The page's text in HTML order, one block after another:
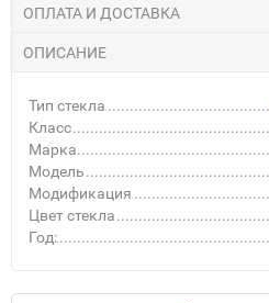
ОПЛАТА И ДОСТАВКА
ОПИСАНИЕ
Тип стекла
Класс
Марка
Модель
Модификация
Цвет стекла
Год: